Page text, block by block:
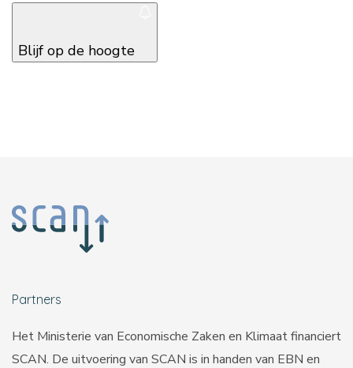
Blijf op de hoogte
Partners
Het Ministerie van Economische Zaken en Klimaat financiert
SCAN. De uitvoering van SCAN is in handen van EBN en